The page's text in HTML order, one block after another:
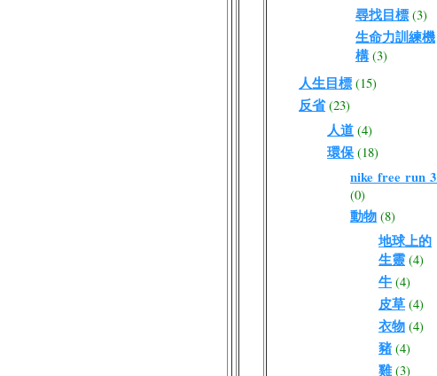
尋找目標 (3)
生命力訓練機
構 (3)
人生目標 (15)
反省 (23)
人道 (4)
環保 (18)
nike free run 3
(0)
動物 (8)
地球上的
生靈 (4)
牛 (4)
皮草 (4)
衣物 (4)
豬 (4)
雞 (3)